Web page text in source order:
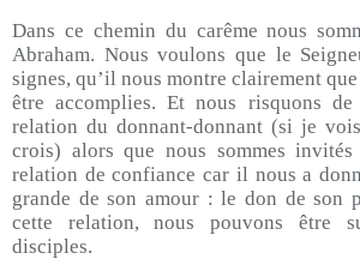
Dans ce chemin du carême nous
Abraham. Nous voulons que le
signes, qu’il nous montre clairement
être accomplies. Et nous risquons
relation du donnant-donnant (si je
crois) alors que nous sommes
relation de confiance car il nous a
grande de son amour : le don de son
cette relation, nous pouvons être
disciples.